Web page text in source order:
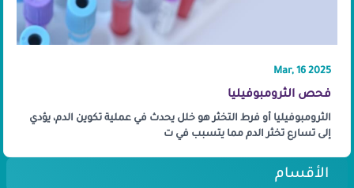
Mar, 16 2025
فحص الثرومبوفيليا
الثرومبوفيليا أو فرط التخثر هو خلل يحدث في عملية تكوين الدم، يؤدي
إلى تسارع تخثر الدم مما يتسبب في ت
الأقسام